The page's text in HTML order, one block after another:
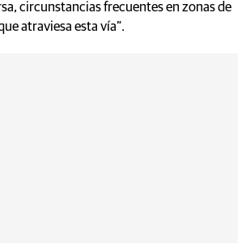
circunstancias frecuentes en zonas de
atraviesa esta vía”.